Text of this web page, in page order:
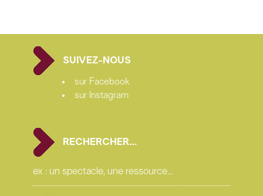
SUIVEZ-NOUS
sur Facebook
sur Instagram
RECHERCHER…